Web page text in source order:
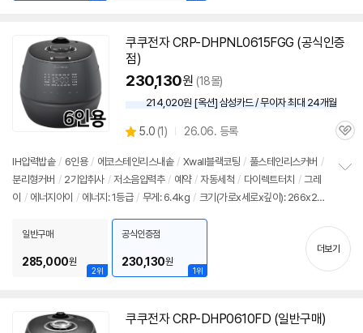
쿠쿠전자 CRP-DHPNL0615FGG (공식인증
점)
230,130원 (18몰)
214,020원 [옥션] 삼성카드 / 무이자 최대 24개월
별
점
5.0 (상
리
뷰
1) 26.06. 등록
관
IH압력밥솥 / 6인용 / 에코스테인리스내솥 / Xwall블랙코팅 / 풀스테인리스커버 /
분리형커버 / 2기압취사 / 저소음압력추 / 예약 / 자동세척 / 다이렉트터치 / 그레
이 / 에너지아이 / 에너지: 1등급 / 무게: 6.4kg / 크기(가로x세로x깊이): 266x25
기
2위
일반구매
285,000원
1위
공식인증점
230,130원
더보기
쿠쿠전자 CRP-DHP0610FD (일반구매)